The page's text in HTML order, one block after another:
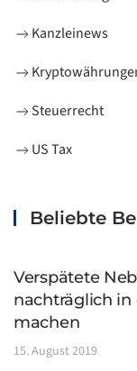
Kanzleinews
Steuerrecht
US Tax
Beliebte
Verspätete
nachträglich
machen
15. August 2019